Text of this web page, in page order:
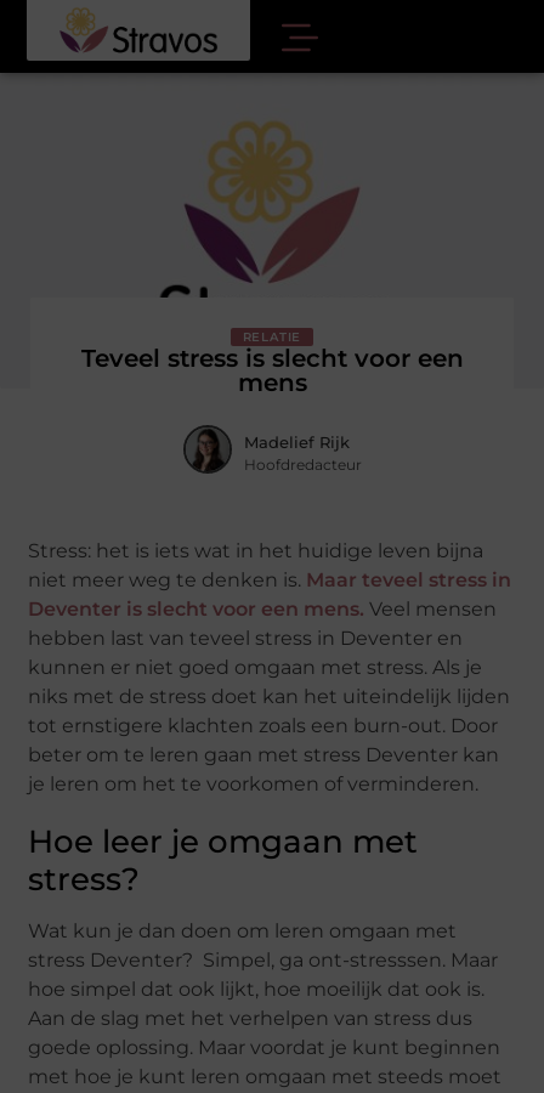
RELATIE
Teveel stress is slecht voor een
mens
Madelief Rijk
Hoofdredacteur
Stress: het is iets wat in het huidige leven bijna
niet meer weg te denken is. Maar teveel stress in
Deventer is slecht voor een mens. Veel mensen
hebben last van teveel stress in Deventer en
kunnen er niet goed omgaan met stress. Als je
niks met de stress doet kan het uiteindelijk lijden
tot ernstigere klachten zoals een burn-out. Door
beter om te leren gaan met stress Deventer kan
je leren om het te voorkomen of verminderen.
Hoe leer je omgaan met
stress?
Wat kun je dan doen om leren omgaan met
stress Deventer? Simpel, ga ont-stresssen. Maar
hoe simpel dat ook lijkt, hoe moeilijk dat ook is.
Aan de slag met het verhelpen van stress dus
goede oplossing. Maar voordat je kunt beginnen
met hoe je kunt leren omgaan met steeds moet